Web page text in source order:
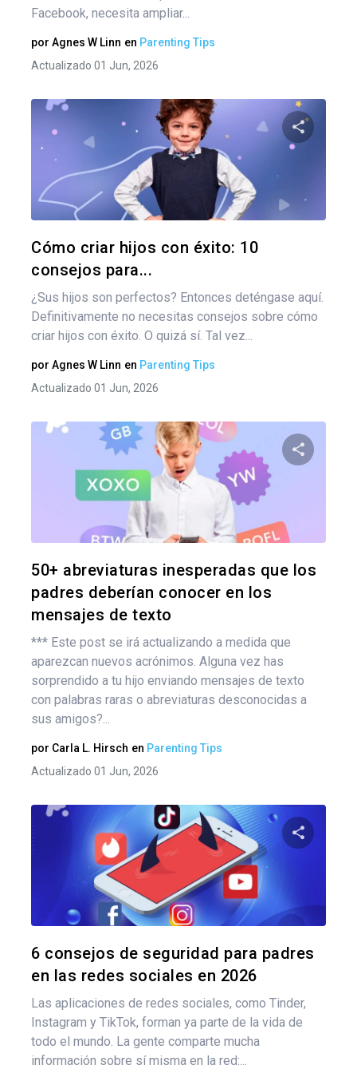
Facebook, necesita ampliar...
por Agnes W Linn en Parenting Tips
Actualizado 01 Jun, 2026
Cómo criar hijos con éxito: 10
consejos para...
¿Sus hijos son perfectos? Entonces deténgase aquí.
Definitivamente no necesitas consejos sobre cómo
criar hijos con éxito. O quizá sí. Tal vez...
por Agnes W Linn en Parenting Tips
Actualizado 01 Jun, 2026
50+ abreviaturas inesperadas que los
padres deberían conocer en los
mensajes de texto
*** Este post se irá actualizando a medida que
aparezcan nuevos acrónimos. Alguna vez has
sorprendido a tu hijo enviando mensajes de texto
con palabras raras o abreviaturas desconocidas a
sus amigos?...
por Carla L. Hirsch en Parenting Tips
Actualizado 01 Jun, 2026
6 consejos de seguridad para padres
en las redes sociales en 2026
Las aplicaciones de redes sociales, como Tinder,
Instagram y TikTok, forman ya parte de la vida de
todo el mundo. La gente comparte mucha
información sobre sí misma en la red:...